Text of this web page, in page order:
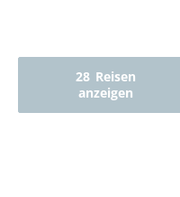
28 Reisen
anzeigen